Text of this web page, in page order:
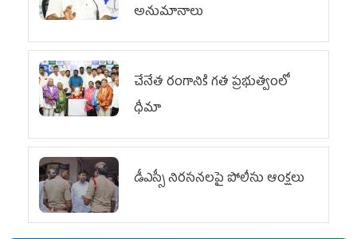
అనుమానాలు
చేనేత రంగానికి గత ప్రభుత్వంలో
ధీమా
డీఎస్సీ నిరసనలపై పోలీసు ఆంక్షలు